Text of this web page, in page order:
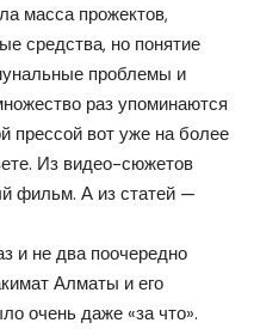
масса прожектов,
средства, но понятие
проблемы и
раз упоминаются
прессой вот уже на более
Из видео-сюжетов
фильм. А из статей —
и не два поочередно
Алматы и его
очень даже «за что».